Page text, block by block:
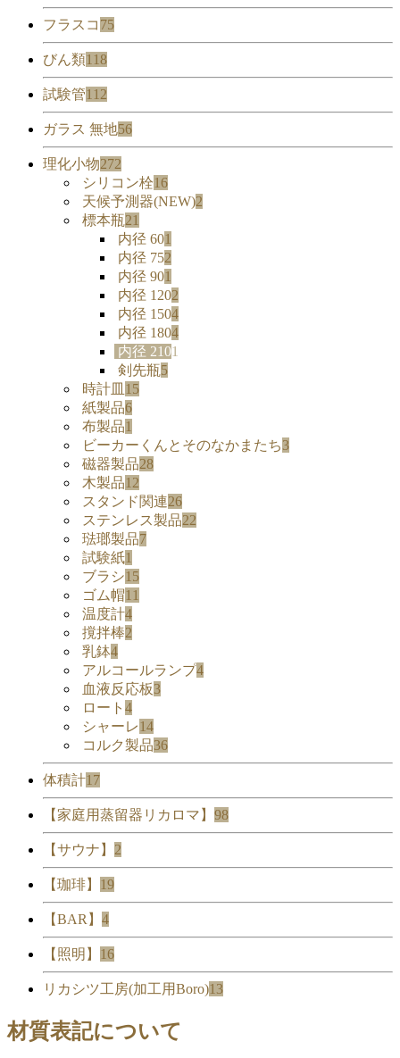
フラスコ 75
びん類118
試験管112
ガラス 無地56
理化小物272
シリコン栓16
天候予測器(NEW)2
標本瓶21
内径 601
内径 752
内径 901
内径 1202
内径 1504
内径 1804
内径 2101
剣先瓶5
時計皿 15
紙製品6
布製品1
ビーカーくんとそのなかまたち3
磁器製品28
木製品12
スタンド関連26
ステンレス製品22
琺瑯製品7
試験紙1
ブラシ15
ゴム帽11
温度計4
撹拌棒2
乳鉢4
アルコールランプ4
血液反応板3
ロート 4
シャーレ 14
コルク製品36
体積計17
【家庭用蒸留器リカロマ】 98
【サウナ】 2
【珈琲】 19
【BAR】 4
【照明】 16
リカシツ工房(加工用Boro)13
材質表記について